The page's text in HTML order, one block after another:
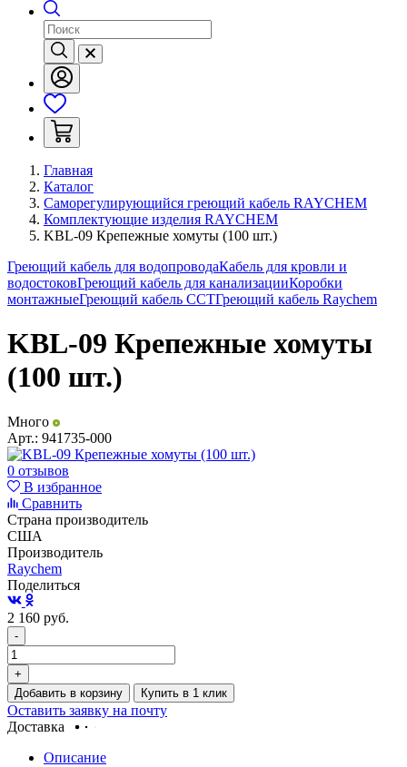
Главная
Каталог
Саморегулирующийся греющий кабель RAYCHEM
Комплектующие изделия RAYCHEM
KBL-09 Крепежные хомуты (100 шт.)
Греющий кабель для водопроводаКабель для кровли и
водостоковГреющий кабель для канализацииКоробки
монтажныеГреющий кабель ССТГреющий кабель Raychem
KBL-09 Крепежные хомуты
(100 шт.)
Много
Арт.: 941735-000
0 отзывов
В избранное
Сравнить
Страна производитель
США
Производитель
Raychem
Поделиться
2 160 руб.
-
+
Добавить в корзину
Купить в 1 клик
Оставить заявку на почту
Доставка
Описание